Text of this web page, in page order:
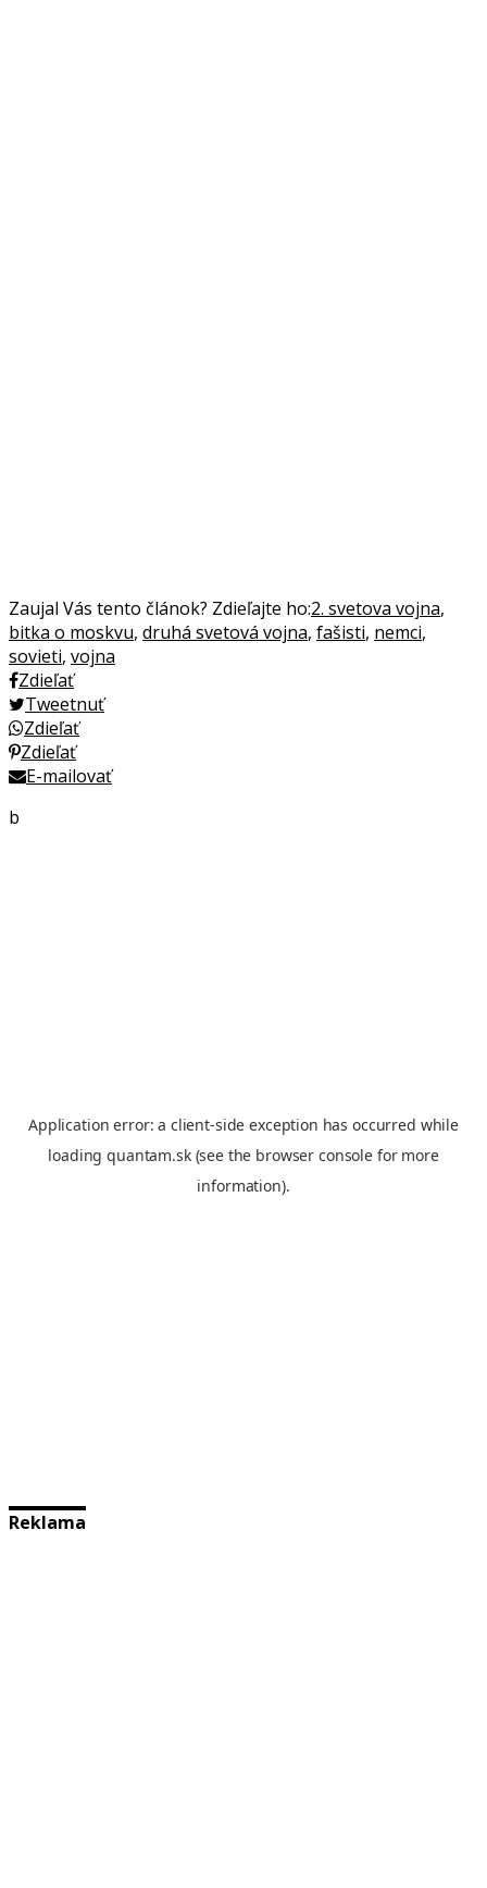
Zaujal Vás tento článok? Zdieľajte ho:2. svetova vojna,
bitka o moskvu, druhá svetová vojna, fašisti, nemci,
sovieti, vojna
Zdieľať
Tweetnuť
Zdieľať
Zdieľať
E-mailovať
b
Reklama